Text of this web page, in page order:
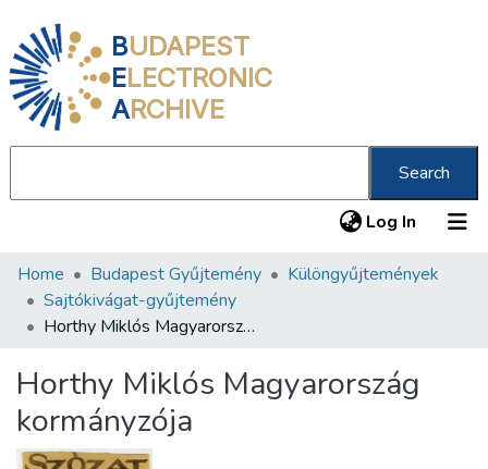
BUDAPEST
ELECTRONIC
ARCHIVE
Search
Log In (current)
Communities & Collections
All of DSpace
About us
Home Budapest Gyűjtemény
Különgyűjtemények
Sajtókivágat-gyűjtemény
Horthy Miklós Magyarország kormányzója
Horthy Miklós Magyarország
kormányzója